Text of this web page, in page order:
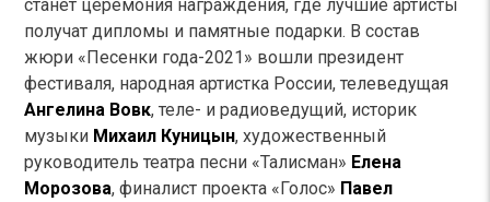
станет церемония награждения, где лучшие артисты
получат дипломы и памятные подарки. В состав
жюри «Песенки года-2021» вошли президент
фестиваля, народная артистка России, телеведущая
Ангелина Вовк, теле- и радиоведущий, историк
музыки Михаил Куницын, художественный
руководитель театра песни «Талисман» Елена
Морозова, финалист проекта «Голос» Павел